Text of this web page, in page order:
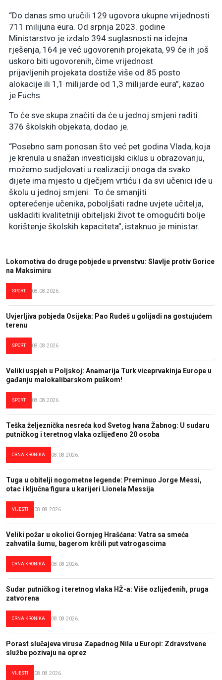
“Do danas smo uručili 129 ugovora ukupne vrijednosti
711 milijuna eura. Od srpnja 2023. godine
Ministarstvo je izdalo 394 suglasnosti na idejna
rješenja, 164 je već ugovorenih projekata, 99 će ih još
uskoro biti ugovorenih, čime vrijednost
prijavljenih projekata dostiže više od 85 posto
alokacije ili 1,1 milijarde od 1,3 milijarde eura”, kazao
je Fuchs.
To će sve skupa značiti da će u jednoj smjeni raditi
376 školskih objekata, dodao je.
“Posebno sam ponosan što već pet godina Vlada, koja
je krenula u snažan investicijski ciklus u obrazovanju,
možemo sudjelovati u realizaciji onoga da svako
dijete ima mjesto u dječjem vrtiću i da svi učenici ide u
školu u jednoj smjeni. To će smanjiti
opterećenje učenika, poboljšati radne uvjete učitelja,
uskladiti kvalitetniji obiteljski život te omogućiti bolje
korištenje školskih kapaciteta”, istaknuo je ministar.
Lokomotiva do druge pobjede u prvenstvu: Slavlje protiv Gorice
na Maksimiru
SPORT 08.08.2026.
Uvjerljiva pobjeda Osijeka: Pao Rudeš u golijadi na gostujućem
terenu
SPORT 08.08.2026.
Veliki uspjeh u Poljskoj: Anamarija Turk viceprvakinja Europe u
gađanju malokalibarskom puškom!
SPORT 08.08.2026.
Teška željeznička nesreća kod Svetog Ivana Žabnog: U sudaru
putničkog i teretnog vlaka ozlijeđeno 20 osoba
CRNA KRONIKA 08.08.2026.
Tuga u obitelji nogometne legende: Preminuo Jorge Messi,
otac i ključna figura u karijeri Lionela Messija
VIJESTI 08.08.2026.
Veliki požar u okolici Gornjeg Hrašćana: Vatra sa smeća
zahvatila šumu, bagerom krčili put vatrogascima
CRNA KRONIKA 08.08.2026.
Sudar putničkog i teretnog vlaka HŽ-a: Više ozlijeđenih, pruga
zatvorena
CRNA KRONIKA 08.08.2026.
Porast slučajeva virusa Zapadnog Nila u Europi: Zdravstvene
službe pozivaju na oprez
VIJESTI 08.08.2026.